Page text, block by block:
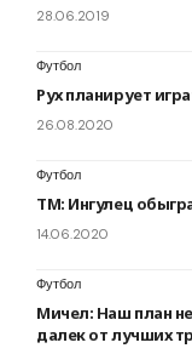
28.06.2019
Футбол
Рух планирует
26.08.2020
Футбол
ТМ: Ингулец
14.06.2020
Футбол
Мичел: Наш план
далек от лучших